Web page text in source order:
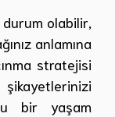
olabilir,
anlamına
stratejisi
bir yaşam